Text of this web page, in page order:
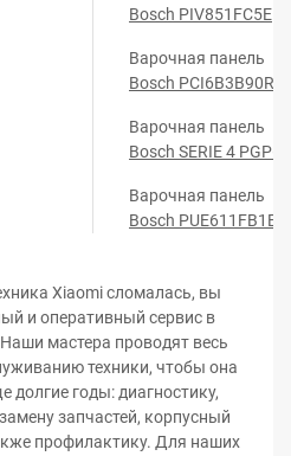
Bosch PIV851FC5E
Варочная панель
Bosch PCI6B3B90R
Варочная панель
Bosch SERIE 4
Варочная панель
Bosch PUE611FB1E
Xiaomi сломалась, вы
и оперативный сервис в
мастера проводят весь
техники, чтобы она
долгие годы: диагностику,
запчастей, корпусный
профилактику. Для наших